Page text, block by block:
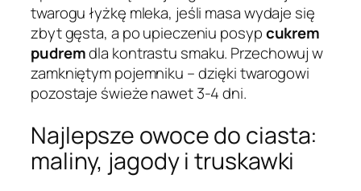
twarogu łyżkę mleka, jeśli masa wydaje się
zbyt gęsta, a po upieczeniu posypcukrem
pudremdla kontrastu smaku. Przechowuj w
zamkniętym pojemniku – dzięki twarogowi
pozostaje świeże nawet 3-4 dni.
Najlepsze owoce do ciasta:
maliny, jagody i truskawki